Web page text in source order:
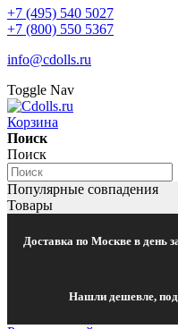
+7 (495) 540 5027
+7 (800) 550 5367
info@cdolls.ru
Toggle Nav
Корзина
Поиск
Поиск
Популярные совпадения
Товары
Доставка по Москве в день
Нашли дешевле,